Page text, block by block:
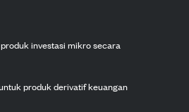
investasi mikro secara
produk derivatif keuangan